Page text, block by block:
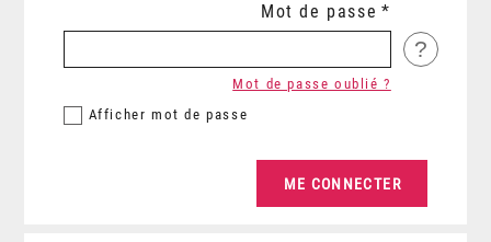
Mot de passe
?
Afficher mot de passe
Mot de passe oublié ?